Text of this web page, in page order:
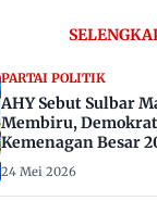
PARTAI POLITIK
AHY Sebut Sulbar
Membiru,
Kemenagan Besar
24 Mei 2026